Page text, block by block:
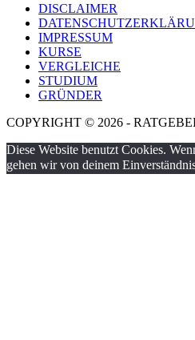
DISCLAIMER
IMPRESSUM
KURSE
VERGLEICHE
STUDIUM
GRÜNDER
COPYRIGHT © 2026 -
Diese Website benutzt Cookies.
gehen wir von deinem